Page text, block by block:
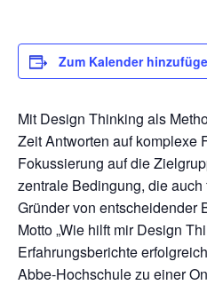
Mit Design Thinking als
Zeit Antworten auf komplexe
Fokussierung auf die
zentrale Bedingung, die
Gründer von entscheidender
Motto „Wie hilft mir Design
Erfahrungsberichte
Abbe-Hochschule zu einer
Zum Kalender